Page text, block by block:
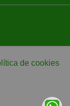
de cookies